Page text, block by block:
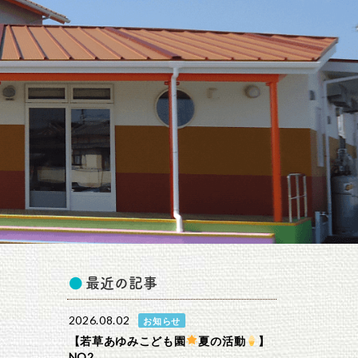
最近の記事
2026.08.02 お知らせ
【若草あゆみこども園 夏の活動
】